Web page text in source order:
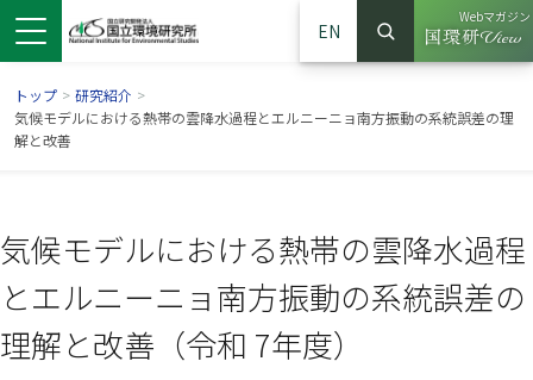
EN
サイト内検索
検索
Webマガジン
（別ウイ
トップ > 研究紹介 >
気候モデルにおける熱帯の雲降水過程とエルニーニョ南方振動の系統誤差の理
解と改善
気候モデルにおける熱帯の雲降水過程
とエルニーニョ南方振動の系統誤差の
理解と改善（令和 7年度）